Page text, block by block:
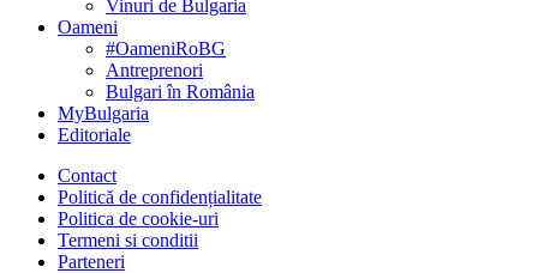
Vinuri de Bulgaria
Oameni
#OameniRoBG
Antreprenori
Bulgari în România
MyBulgaria
Editoriale
Contact
Politică de confidențialitate
Politica de cookie-uri
Termeni si conditii
Parteneri